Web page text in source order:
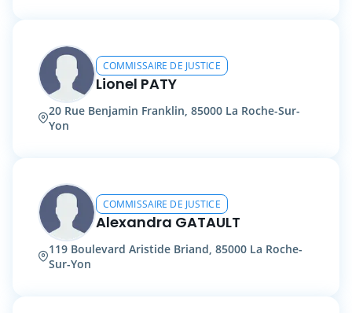
COMMISSAIRE DE JUSTICE
Lionel PATY
20 Rue Benjamin Franklin, 85000 La Roche-Sur-
Yon
COMMISSAIRE DE JUSTICE
Alexandra GATAULT
119 Boulevard Aristide Briand, 85000 La Roche-
Sur-Yon